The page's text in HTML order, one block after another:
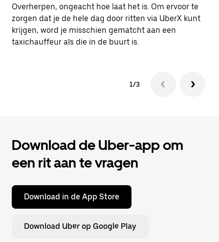
Overherpen, ongeacht hoe laat het is. Om ervoor te
zorgen dat je de hele dag door ritten via UberX kunt
krijgen, word je misschien gematcht aan een
taxichauffeur als die in de buurt is.
1/3
Download de Uber-app om
een rit aan te vragen
Download in de App Store
Download Uber op Google Play